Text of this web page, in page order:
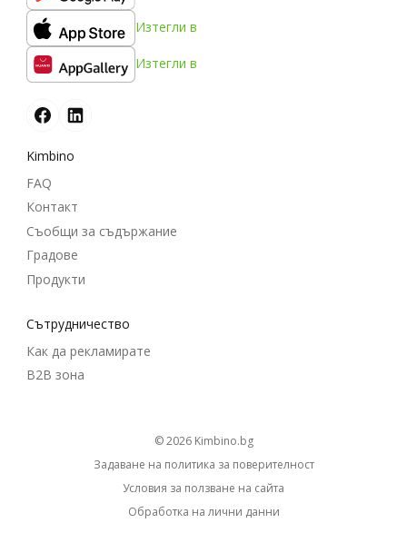
Изтегли в
Изтегли в
Kimbino
FAQ
Контакт
Съобщи за съдържание
Градове
Продукти
Cътрудничество
Как да рекламирате
B2B зона
© 2026 kimbino.bg
Задаване на политика за поверителност
Условия за ползване на сайта
Обработка на лични данни